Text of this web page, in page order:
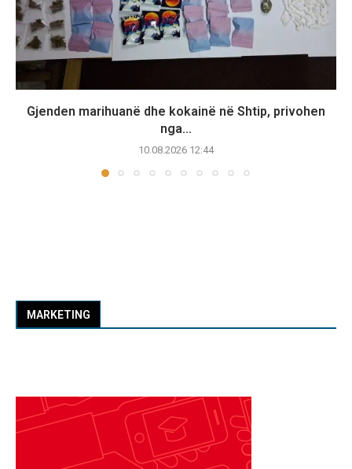
Gjenden marihuanë dhe kokainë në Shtip, privohen
nga...
10.08.2026 12:44
MARKETING